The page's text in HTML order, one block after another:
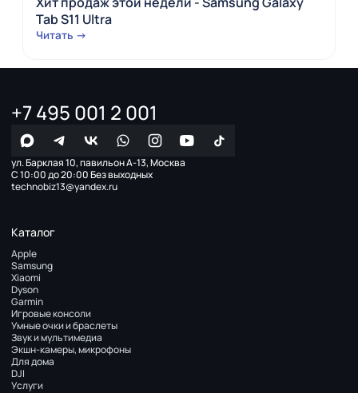
Tab S11 Ultra
Читать →
+7 495 001 2 001
ул. Барклая 10, павильон А-13, Москва
С 10:00 до 20:00 Без выходных
technobiz13@yandex.ru
Каталог
Apple
Samsung
Xiaomi
Dyson
Garmin
Игровые консоли
Умные очки и браслеты
Звук и мультимедиа
Экшн-камеры, микрофоны
Для дома
DJI
Услуги